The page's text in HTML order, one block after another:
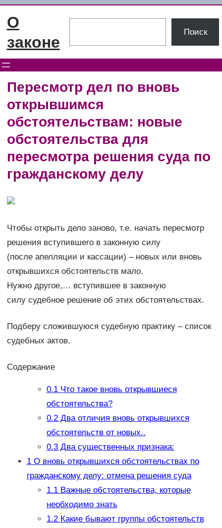
Перейти
О
законе
Поиск
Пересмотр дел по вновь
открывшимся
обстоятельствам: новые
обстоятельства для
пересмотра решения суда по
гражданскому делу
Чтобы открыть дело заново, т.е. начать пересмотр
решения вступившего в законную силу
(после апелляции и кассации) – новых или вновь
открывшихся обстоятельств мало.
Нужно другое,… вступившее в законную
силу судебное решение об этих обстоятельствах.
Подберу сложившуюся судебную практику – список
судебных актов.
Содержание
0.1Что такое вновь открывшиеся
обстоятельства?
0.2Два отличия вновь открывшихся
обстоятельств от новых..
0.3Два существенных признака:
1О вновь открывшихся обстоятельствах по
гражданскому делу: отмена решения суда
1.1Важные обстоятельства, которые
необходимо знать
1.2Какие бывают группы обстоятельств